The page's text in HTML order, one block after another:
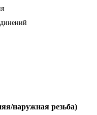
наружная резьба)